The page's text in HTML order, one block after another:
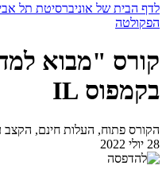
לדף הבית של אוניברסיטת תל
הפקולטה
קורס "מבוא
בקמפוס IL
הקורס פתוח, העלות חינם, הקצב
28 יולי 2022